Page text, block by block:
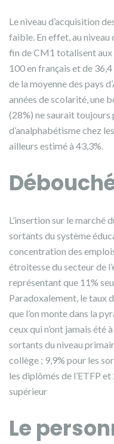
Le niveau d’acquisition
faible. En effet, au niveau
fin de CM1 totalisent aux
100 en français et de
de la moyenne des pays
années de scolarité, une
(28%) ne saurait toujours
d’analphabétisme chez
ailleurs estimé à 43,3%.
D
L’insertion sur le
sortants du système
concentration des
étroitesse du secteur de
représentant que 11%
Paradoxalement, le taux
que l’on monte dans la
ceux qui n’ont jamais été
sortants du niveau
collège ; 9,9% pour les
les diplômés de l’ETFP
supérieur
Le